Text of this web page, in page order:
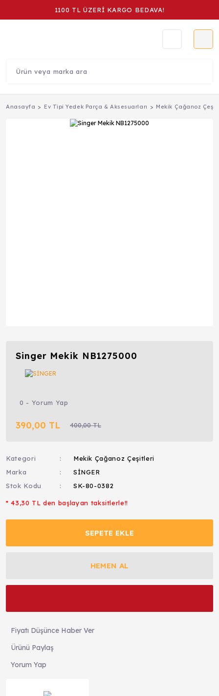
1100 TL ÜZERİ KARGO BEDAVA!
Anasayfa Ev Tipi Yedek Parça & Aksesuarları Mekik Çağanoz
Singer Mekik NB1275000
0 - Yorum Yap
390,00 TL 400,00 TL
Kategori
Mekik Çağanoz Çeşitleri
Marka
SİNGER
Stok Kodu
SK-80-0382
* 43,30 TL den başlayan taksitlerle!!
SEPETE EKLE
HEMEN AL
Fiyatı Düşünce Haber Ver
Ürünü Paylaş
Yorum Yap